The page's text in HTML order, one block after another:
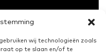
wij technologieën zoals
op te slaan en/of te